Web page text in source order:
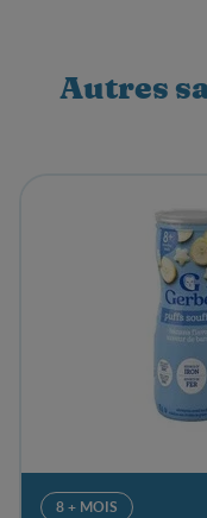
Autres
8 + MOIS